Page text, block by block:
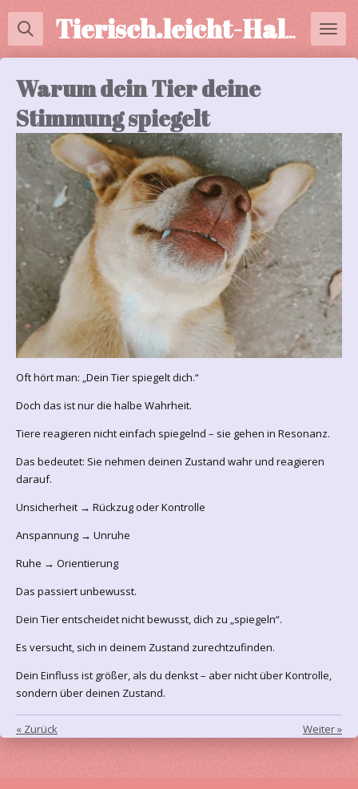
Zum
Hauptinhalt
Tierisch.leicht-Halterberatung
Warum dein Tier deine
Stimmung spiegelt
Oft hört man: „Dein Tier spiegelt dich.“
Doch das ist nur die halbe Wahrheit.
Tiere reagieren nicht einfach spiegelnd – sie gehen in Resonanz.
Das bedeutet: Sie nehmen deinen Zustand wahr und reagieren
darauf.
Unsicherheit → Rückzug oder Kontrolle
Anspannung → Unruhe
Ruhe → Orientierung
Das passiert unbewusst.
Dein Tier entscheidet nicht bewusst, dich zu „spiegeln“.
Es versucht, sich in deinem Zustand zurechtzufinden.
Dein Einfluss ist größer, als du denkst – aber nicht über Kontrolle,
sondern über deinen Zustand.
« Zurück Weiter»